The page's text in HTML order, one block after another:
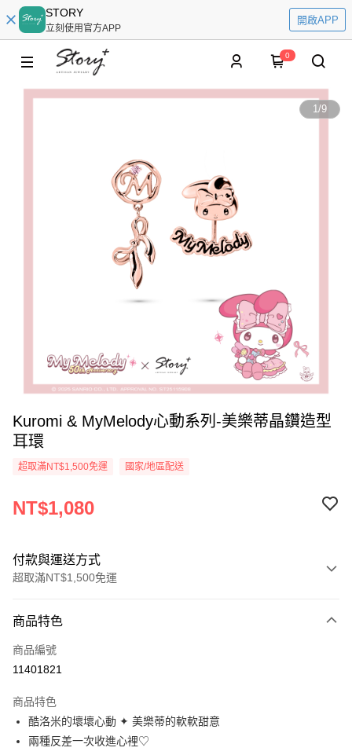
STORY
立刻使用官方APP
開啟APP
0
1/9
Kuromi & MyMelody心動系列-美樂蒂晶鑽造型
耳環
超取滿NT$1,500免運 國家/地區配送
NT$1,080
付款與運送方式
超取滿NT$1,500免運
信用卡一次付款
信用卡分期付款
合作金庫商業銀行
華南商業銀行
彰化商業銀行
上海商業儲蓄銀行
6 期 0 利率 每期
華南商業銀行
超商取貨付款
商品特色
商品編號
11401821
商品特色
酷洛米的壞壞心動 ✦ 美樂蒂的軟軟甜意
兩種反差一次收進心裡♡